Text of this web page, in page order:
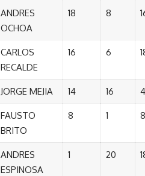
ANDRES
OCHOA
18 8
CARLOS
RECALDE
16 6
JORGE MEJIA 14 16 4
FAUSTO
BRITO
8 1 8
ANDRES
ESPINOSA
1 20